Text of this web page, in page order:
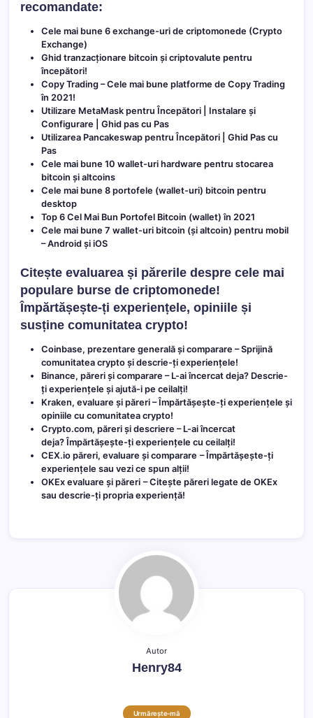
recomandate:
Cele mai bune 6 exchange-uri de criptomonede (Crypto
Exchange)
Ghid tranzacționare bitcoin și criptovalute pentru
începători!
Copy Trading – Cele mai bune platforme de Copy Trading
în 2021!
Utilizare MetaMask pentru Începători | Instalare și
Configurare | Ghid pas cu Pas
Utilizarea Pancakeswap pentru Începători | Ghid Pas cu
Pas
Cele mai bune 10 wallet-uri hardware pentru stocarea
bitcoin și altcoins
Cele mai bune 8 portofele (wallet-uri) bitcoin pentru
desktop
Top 6 Cel Mai Bun Portofel Bitcoin (wallet) în 2021
Cele mai bune 7 wallet-uri bitcoin (și altcoin) pentru mobil
– Android și iOS
Citește evaluarea și părerile despre cele mai
populare burse de criptomonede!
Împărtășește-ți experiențele, opiniile și
susține comunitatea crypto!
Coinbase, prezentare generală și comparare – Sprijină
comunitatea crypto și descrie-ți experiențele!
Binance, păreri și comparare – L-ai încercat deja? Descrie-
ți experiențele și ajută-i pe ceilalți!
Kraken, evaluare și păreri – Împărtășește-ți experiențele și
opiniile cu comunitatea crypto!
Crypto.com, păreri și descriere – L-ai încercat
deja? Împărtășește-ți experiențele cu ceilalți!
CEX.io păreri, evaluare și comparare – Împărtășește-ți
experiențele sau vezi ce spun alții!
OKEx evaluare și păreri – Citește păreri legate de OKEx
sau descrie-ți propria experiență!
Autor
Henry84
Urmărește-mă